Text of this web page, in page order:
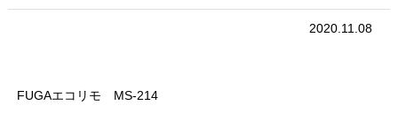
2020.11.08
FUGAエコリモ MS-214